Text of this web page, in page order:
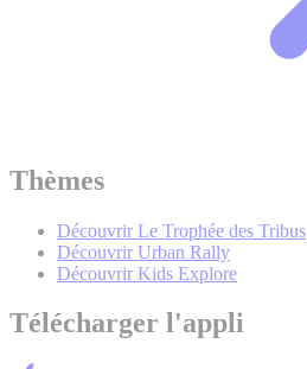
Thèmes
Découvrir Le Trophée des Tribus
Découvrir Urban Rally
Découvrir Kids Explore
Télécharger l'appli